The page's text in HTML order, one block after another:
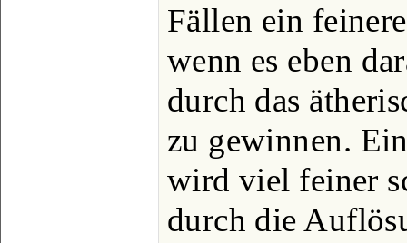
Fällen ein
wenn es eben
durch das
zu gewinnen.
wird viel feiner
durch die